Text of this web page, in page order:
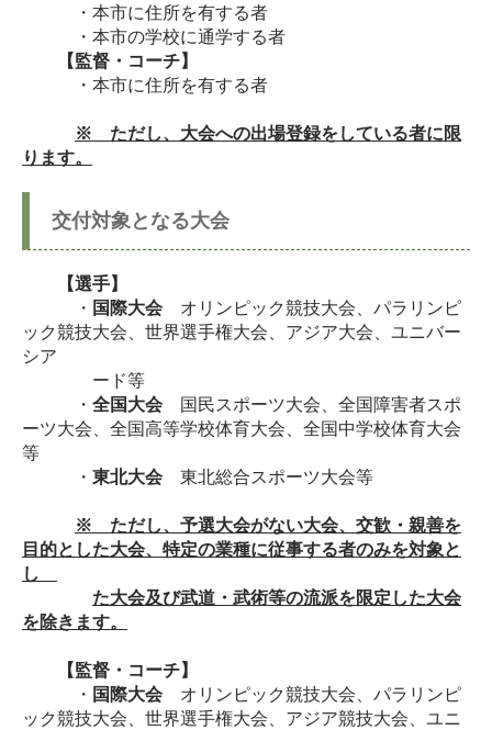
・本市に住所を有する者
・本市の学校に通学する者
【監督・コーチ】
・本市に住所を有する者
※ ただし、大会への出場登録をしている者に限
ります。
交付対象となる大会
【選手】
・ 国際大会 オリンピック競技大会、パラリンピ
ック競技大会、世界選手権大会、アジア大会、ユニバー
シア
ード等
・ 全国大会 国民スポーツ大会、全国障害者スポ
ーツ大会、全国高等学校体育大会、全国中学校体育大会
等
・ 東北大会 東北総合スポーツ大会等
※ ただし、予選大会がない大会、交歓・親善を
目的とした大会、特定の業種に従事する者のみを対象と
し
た大会及び武道・武術等の流派を限定した大会
を除きます。
【監督・コーチ】
・ 国際大会 オリンピック競技大会、パラリンピ
ック競技大会、世界選手権大会、アジア競技大会、ユニ